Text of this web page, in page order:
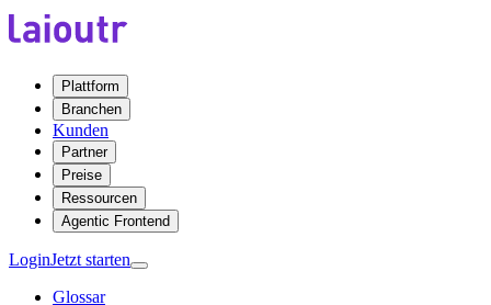
Plattform
Branchen
Kunden
Partner
Preise
Ressourcen
Agentic Frontend
LoginJetzt starten
Glossar